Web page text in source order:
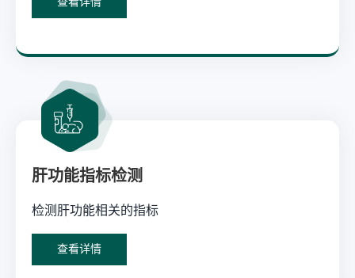
肝功能指标检测
检测肝功能相关的指标
查看详情